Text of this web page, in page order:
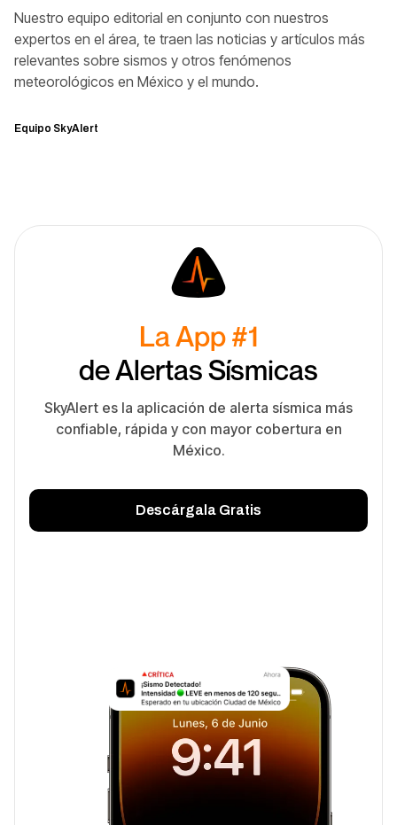
Nuestro equipo editorial en conjunto con nuestros
expertos en el área, te traen las noticias y artículos más
relevantes sobre sismos y otros fenómenos
meteorológicos en México y el mundo.
Equipo SkyAlert
La App #1
de Alertas Sísmicas
SkyAlert es la aplicación de alerta sísmica más
confiable, rápida y con mayor cobertura en
México.
Descárgala Gratis